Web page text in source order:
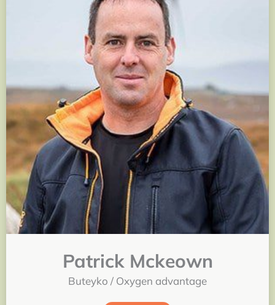
Patrick Mckeown
Buteyko / Oxygen advantage